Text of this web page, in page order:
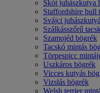
Skót juhászkutya
Staffordshire bull
Svájci
Szálkásszőrű
Szamojéd bögrék
Tacskó mintás
Törpespicc
Uszkáros bögrék
Vicces kutyás
Vizslás bögrék
Welsh terrier